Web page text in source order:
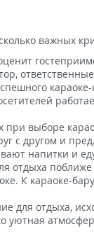
важных
караоке-
выборе
с другом и
напитки и
поближе
К караоке-
для отдыха,
уютная